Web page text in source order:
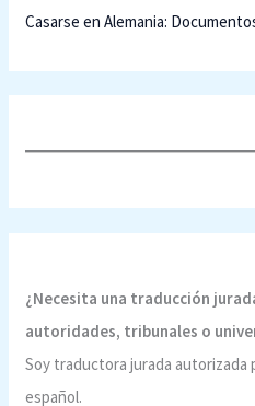
Casarse en Alemania:
¿Necesita una traducción
autoridades, tribunales o
Soy traductora jurada autorizada
español.